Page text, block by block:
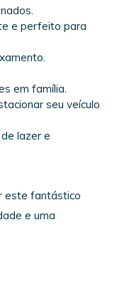
e perfeito para
em família.
seu veículo
lazer e
este fantástico
e uma